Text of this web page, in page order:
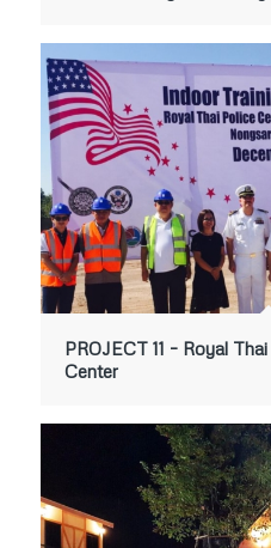
PROJECT 11 – Royal
Center